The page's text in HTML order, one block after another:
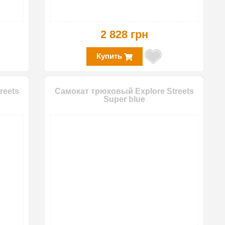
2 828 грн
Купить
Самокат трюковый Explore Streets
Super blue